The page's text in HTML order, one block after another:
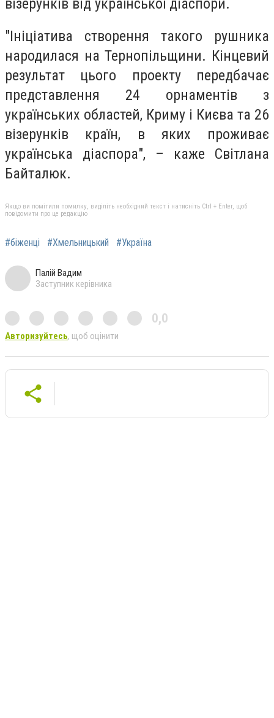
"Ініціатива створення такого рушника
народилася на Тернопільщини. Кінцевий
результат цього проекту передбачає
представлення 24 орнаментів з
українських областей, Криму і Києва та 26
візерунків країн, в яких проживає
українська діаспора", – каже Світлана
Байталюк.
Якщо ви помітили помилку, виділіть необхідний текст і натисніть Ctrl + Enter, щоб
повідомити про це редакцію
#біженці #Хмельницький #Україна
Палій Вадим
Заступник керівника
0,0
Авторизуйтесь, щоб оцінити